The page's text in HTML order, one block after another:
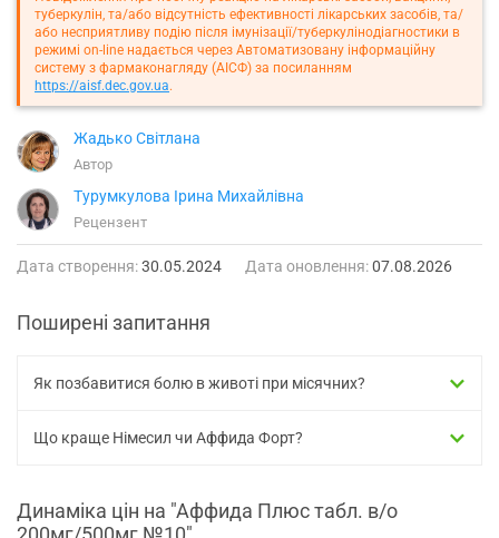
туберкулін, та/або відсутність ефективності лікарських засобів, та/
або несприятливу подію після імунізації/туберкулінодіагностики в
режимі on-line надається через Автоматизовану інформаційну
систему з фармаконагляду (АІСФ) за посиланням
https://aisf.dec.gov.ua.
Жадько Світлана
Автор
Турумкулова Ірина Михайлівна
Рецензент
Дата створення:30.05.2024 Дата оновлення:07.08.2026
Поширені запитання
Як позбавитися болю в животі при місячних?
Що краще Німесил чи Аффида Форт?
Динаміка цін на "Аффида Плюс табл. в/о